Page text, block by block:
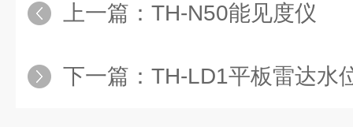
上一篇： TH-N50能见度仪
下一篇： TH-LD1平板雷达水